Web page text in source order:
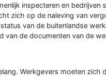
inspecteren en bedrijven
zich op de naleving van
van de buitenlandse
van de documenten van de
Werkgevers moeten zich